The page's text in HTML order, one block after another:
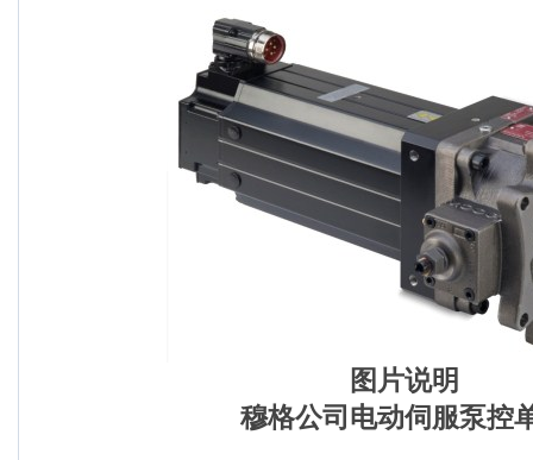
图片说明
穆格公司电动伺服泵控